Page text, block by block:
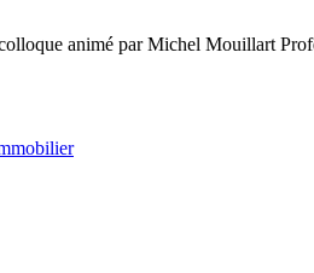
animé par Michel Mouillart